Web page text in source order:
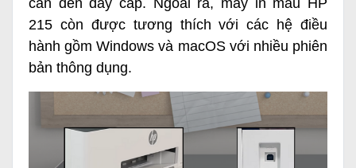
cần đến dây cáp. Ngoài ra, máy in màu HP
215 còn được tương thích với các hệ điều
hành gồm Windows và macOS với nhiều phiên
bản thông dụng.